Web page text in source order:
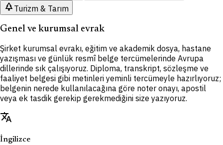
parkTurizm & Tarım
Genel ve kurumsal evrak
Şirket kurumsal evrakı, eğitim ve akademik dosya, hastane
yazışması ve günlük resmî belge tercümelerinde Avrupa
dillerinde sık çalışıyoruz. Diploma, transkript, sözleşme ve
faaliyet belgesi gibi metinleri yeminli tercümeyle hazırlıyoruz;
belgenin nerede kullanılacağına göre noter onayı, apostil
veya ek tasdik gerekip gerekmediğini size yazıyoruz.
translate
İngilizce